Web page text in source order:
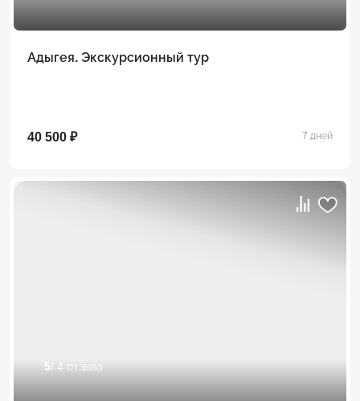
Адыгея. Экскурсионный тур
40 500 ₽ 7 дней
5/ 4 отзыва